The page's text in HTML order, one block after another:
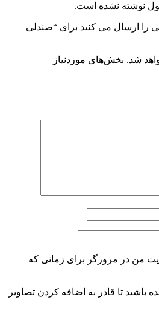
نوشته نشده است.
را ارسال می کنید برای “صندلی
شد. بخش‌های موردنیاز
من در مرورگر برای زمانی که
باشید تا قادر به اضافه کردن تصاویر